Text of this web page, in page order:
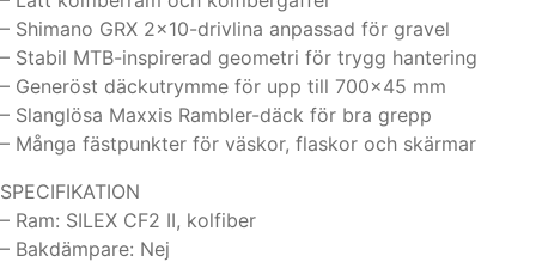
– Shimano GRX 2×10-drivlina anpassad för gravel
– Stabil MTB-inspirerad geometri för trygg hantering
– Generöst däckutrymme för upp till 700×45 mm
– Slanglösa Maxxis Rambler-däck för bra grepp
– Många fästpunkter för väskor, flaskor och skärmar
SPECIFIKATION
– Ram: SILEX CF2 II, kolfiber
– Bakdämpare: Nej